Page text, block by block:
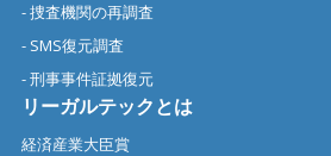
- 捜査機関の再調査
- SMS復元調査
- 刑事事件証拠復元
リーガルテックとは
経済産業大臣賞